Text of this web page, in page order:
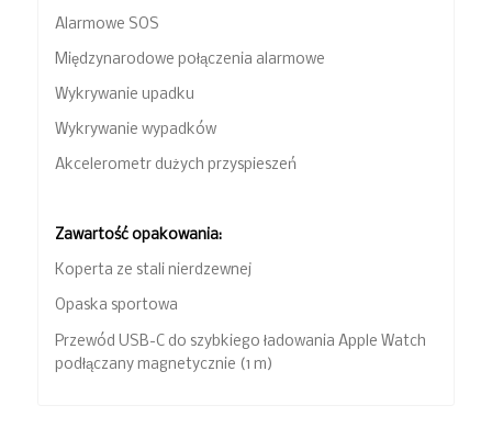
Alarmowe SOS
Międzynarodowe połączenia alarmowe
Wykrywanie upadku
Wykrywanie wypadków
Akcelerometr dużych przyspieszeń
Zawartość opakowania:
Koperta ze stali nierdzewnej
Opaska sportowa
Przewód USB-C do szybkiego ładowania Apple Watch
podłączany magnetycznie (1 m)